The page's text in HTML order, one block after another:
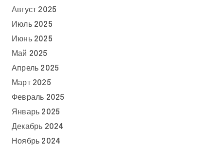
Август 2025
Июль 2025
Июнь 2025
Май 2025
Апрель 2025
Март 2025
Февраль 2025
Январь 2025
Декабрь 2024
Ноябрь 2024